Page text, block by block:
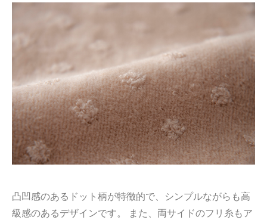
凸凹感のあるドット柄が特徴的で、シンプルながらも高
級感のあるデザインです。 また、両サイドのフリ糸もア